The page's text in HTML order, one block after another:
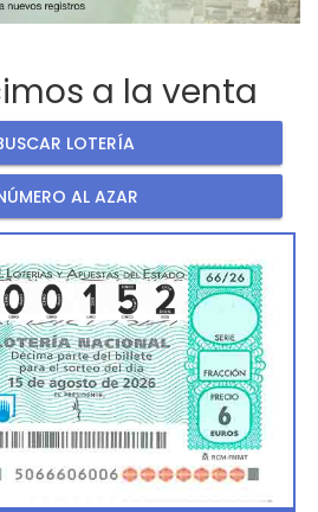
a la venta
LOTERÍA
AL AZAR